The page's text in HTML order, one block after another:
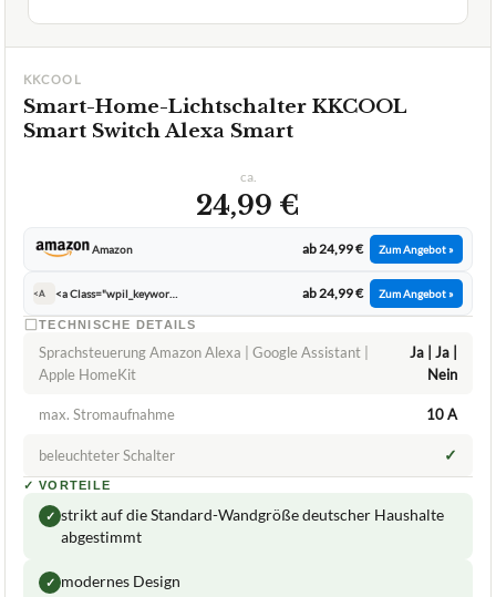
KKCOOL
Smart-Home-Lichtschalter KKCOOL
Smart Switch Alexa Smart
ca.
24,99 €
Amazon ab 24,99 € Zum Angebot »
<A ab 24,99 € Zum Angebot »
TECHNISCHE DETAILS
Sprachsteuerung Amazon Alexa | Google Assistant |
Apple HomeKit
Ja | Ja |
Nein
max. Stromaufnahme 10 A
beleuchteter Schalter ✓
✓ VORTEILE
✓ strikt auf die Standard-Wandgröße deutscher Haushalte
abgestimmt
✓ modernes Design